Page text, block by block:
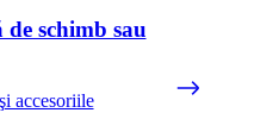
de schimb sau
accesoriile